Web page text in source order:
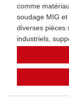
comme
soudage MIG
diverses pièces
industriels,